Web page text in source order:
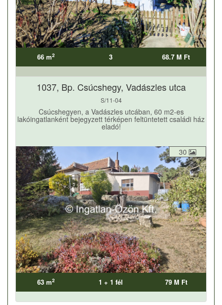
66 m2 3 68.7 M Ft
1037, Bp. Csúcshegy, Vadászles utca
S/11-04
Csúcshegyen, a Vadászles utcában, 60 m2-es
lakóingatlanként bejegyzett térképen feltüntetett családi ház
eladó!
30
63 m2 1 + 1 fél 79 M Ft